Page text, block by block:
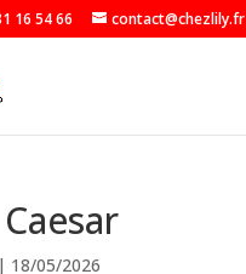
16 54 66 contact@chezlily.fr
18/05/2026